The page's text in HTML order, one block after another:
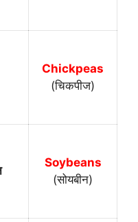
Chickpeas
(चिकपीज)
Soybeans
(सोयबीन)